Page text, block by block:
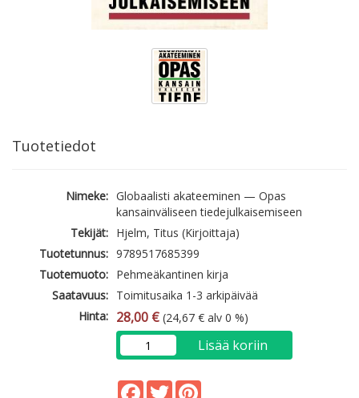
Tuotetiedot
Nimeke: Globaalisti akateeminen — Opas
kansainväliseen tiedejulkaisemiseen
Tekijät: Hjelm, Titus (Kirjoittaja)
Tuotetunnus: 9789517685399
Tuotemuoto: Pehmeäkantinen kirja
Saatavuus: Toimitusaika 1-3 arkipäivää
Hinta: 28,00 € (24,67 € alv 0 %)
Lisää koriin
Facebook
Twitter